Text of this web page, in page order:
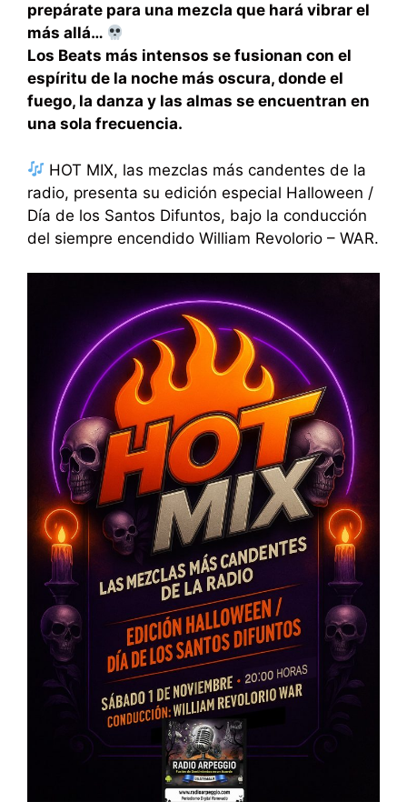
prepárate para una mezcla que hará vibrar el
más allá…
Los Beats más intensos se fusionan con el
espíritu de la noche más oscura, donde el
fuego, la danza y las almas se encuentran en
una sola frecuencia.
HOT MIX, las mezclas más candentes de la
radio, presenta su edición especial Halloween /
Día de los Santos Difuntos, bajo la conducción
del siempre encendido William Revolorio – WAR.